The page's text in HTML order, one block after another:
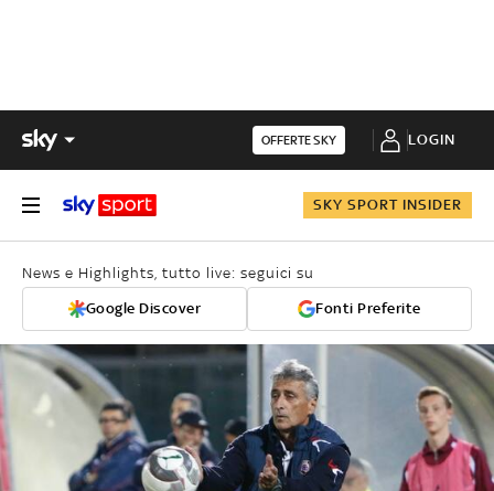
OFFERTE SKY LOGIN
SKY SPORT INSIDER
News e Highlights, tutto live: seguici su
Google Discover Fonti Preferite